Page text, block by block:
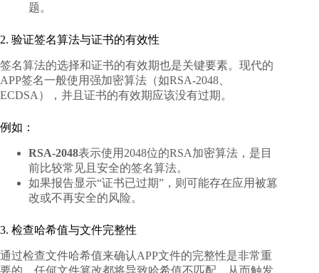
题。
2. 验证签名算法与证书的有效性
签名算法的选择和证书的有效期也是关键要素。现代的
APP签名一般使用强加密算法（如RSA-2048、
ECDSA），并且证书的有效期应该没有过期。
例如：
RSA-2048表示使用2048位的RSA加密算法，是目
前比较常见且安全的签名算法。
如果报告显示“证书已过期”，则可能存在应用被篡
改或不再安全的风险。
3. 检查哈希值与文件完整性
通过检查文件哈希值来确认APP文件的完整性是非常重
要的。任何文件篡改都将导致哈希值不匹配，从而触发